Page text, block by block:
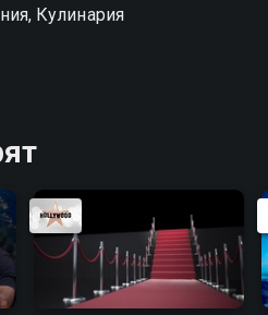
бесплатно в хорошем
Кулинария